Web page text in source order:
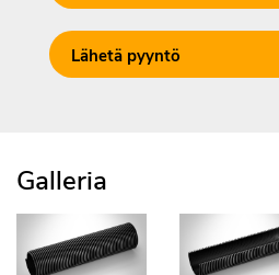
Lähetä pyyntö
Galleria